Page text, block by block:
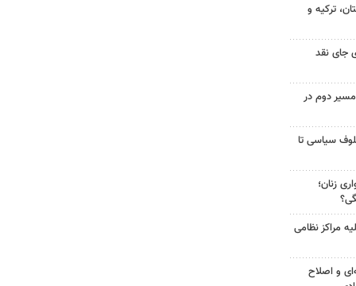
ترکیه و
جای نقد
دوم در
سیاسی تا
زنان؛
مراکز نظامی
و اصلاح